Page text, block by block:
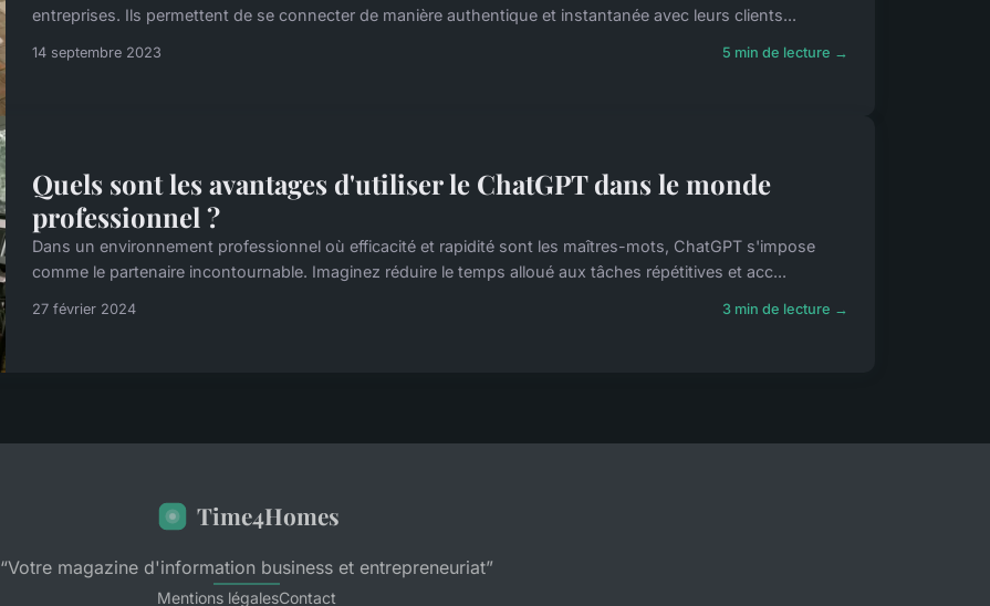
entreprises. Ils permettent de se connecter de manière authentique et instantanée avec leurs clients...
14 septembre 2023 5 min de lecture →
Quels sont les avantages d'utiliser le ChatGPT dans le monde
professionnel ?
Dans un environnement professionnel où efficacité et rapidité sont les maîtres-mots, ChatGPT s'impose
comme le partenaire incontournable. Imaginez réduire le temps alloué aux tâches répétitives et acc...
27 février 2024 3 min de lecture →
Time4Homes
“Votre magazine d'information business et entrepreneuriat”
Mentions légalesContact